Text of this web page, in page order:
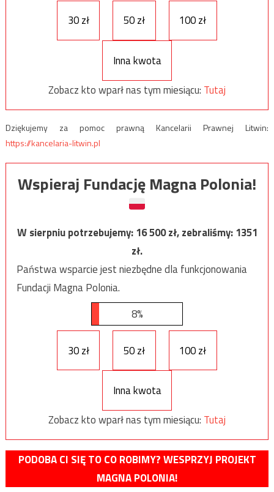
30 zł
50 zł 100 zł
Inna kwota
Zobacz kto wparł nas tym miesiącu: Tutaj
Dziękujemy za pomoc prawną Kancelarii Prawnej Litwin:
https://kancelaria-litwin.pl
Wspieraj Fundację Magna Polonia!
W sierpniu potrzebujemy:16 500zł, zebraliśmy:1351
zł.
Państwa wsparcie jest niezbędne dla funkcjonowania
Fundacji Magna Polonia.
8%
30 zł 50 zł 100 zł
Inna kwota
Zobacz kto wparł nas tym miesiącu: Tutaj
PODOBA CI SIĘ TO CO ROBIMY? WESPRZYJ PROJEKT
MAGNA POLONIA!